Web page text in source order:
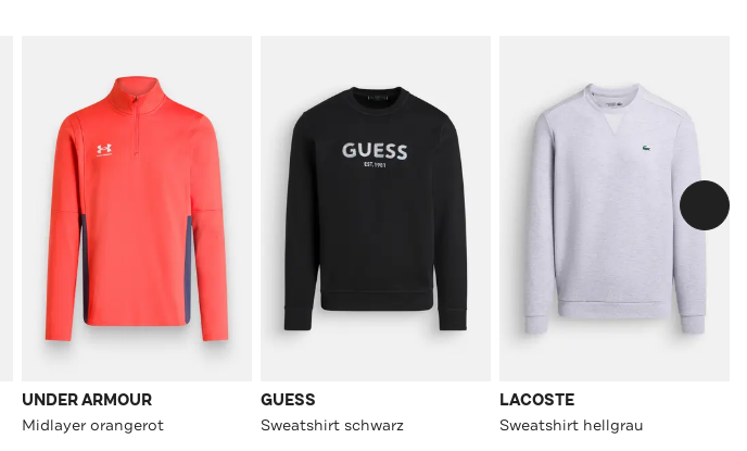
UNDER ARMOUR
Midlayer orangerot
GUESS
Sweatshirt schwarz
LACOSTE
Sweatshirt hellgrau